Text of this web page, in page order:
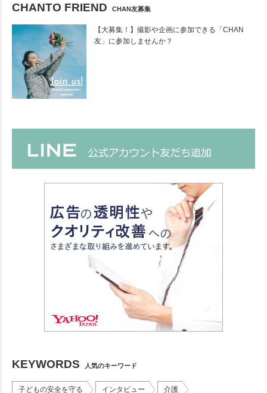
CHANTO FRIEND CHAN友募集
【大募集！】撮影や企画に参加できる「CHAN
友」に参加しませんか？
KEYWORDS 人気のキーワード
子どもの安全を守る インタビュー 介護